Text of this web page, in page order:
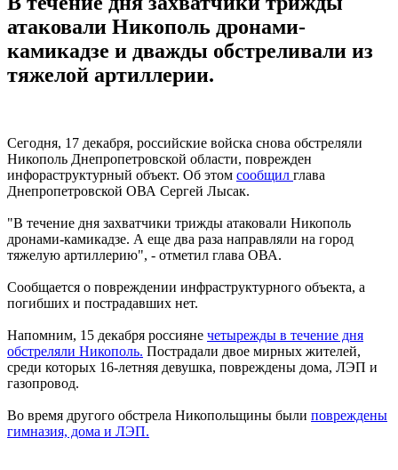
атаковали Никополь дронами-
камикадзе и дважды обстреливали из
тяжелой артиллерии.
Сегодня, 17 декабря, российские войска снова обстреляли
Никополь Днепропетровской области, поврежден
инфораструктурный объект. Об этом сообщил глава
Днепропетровской ОВА Сергей Лысак.
"В течение дня захватчики трижды атаковали Никополь
дронами-камикадзе. А еще два раза направляли на город
тяжелую артиллерию", - отметил глава ОВА.
Сообщается о повреждении инфраструктурного объекта, а
погибших и пострадавших нет.
Напомним, 15 декабря россияне четырежды в течение дня
обстреляли Никополь. Пострадали двое мирных жителей,
среди которых 16-летняя девушка, повреждены дома, ЛЭП и
газопровод.
Во время другого обстрела Никопольщины были повреждены
гимназия, дома и ЛЭП.